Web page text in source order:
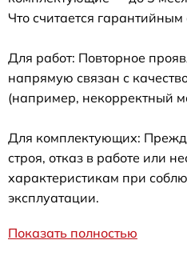
Что считается гарантийным
Для работ: Повторное
напрямую связан с
(например, некорректный
Для комплектующих:
строя, отказ в работе или
характеристикам при
эксплуатации.
Показать полностью